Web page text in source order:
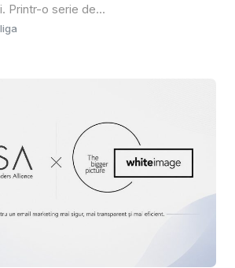
Printr-o serie de...